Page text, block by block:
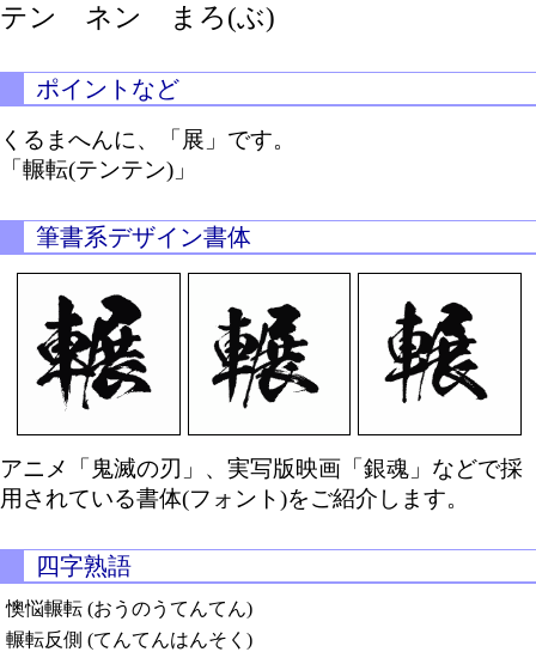
テン ネン まろ(ぶ)
ポイントなど
くるまへんに、「展」です。
「輾転(テンテン)」
筆書系デザイン書体
アニメ「鬼滅の刃」、実写版映画「銀魂」などで採
用されている書体(フォント)をご紹介します。
四字熟語
懊悩輾転 (おうのうてんてん)
輾転反側 (てんてんはんそく)